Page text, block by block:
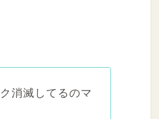
消滅してるのマ